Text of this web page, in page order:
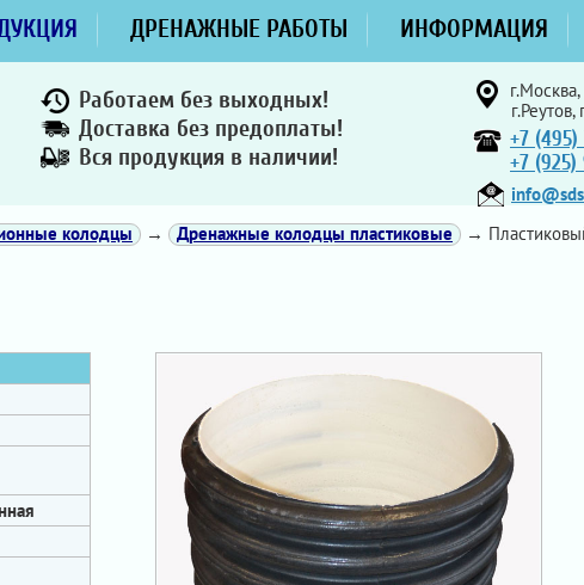
ДРЕНАЖНЫЕ РАБОТЫ ИНФОРМАЦИЯ
Работаем без выходных!
Доставка без предоплаты!
Вся продукция в наличии!
+7
+7
колодцы → Дренажные колодцы пластиковые →